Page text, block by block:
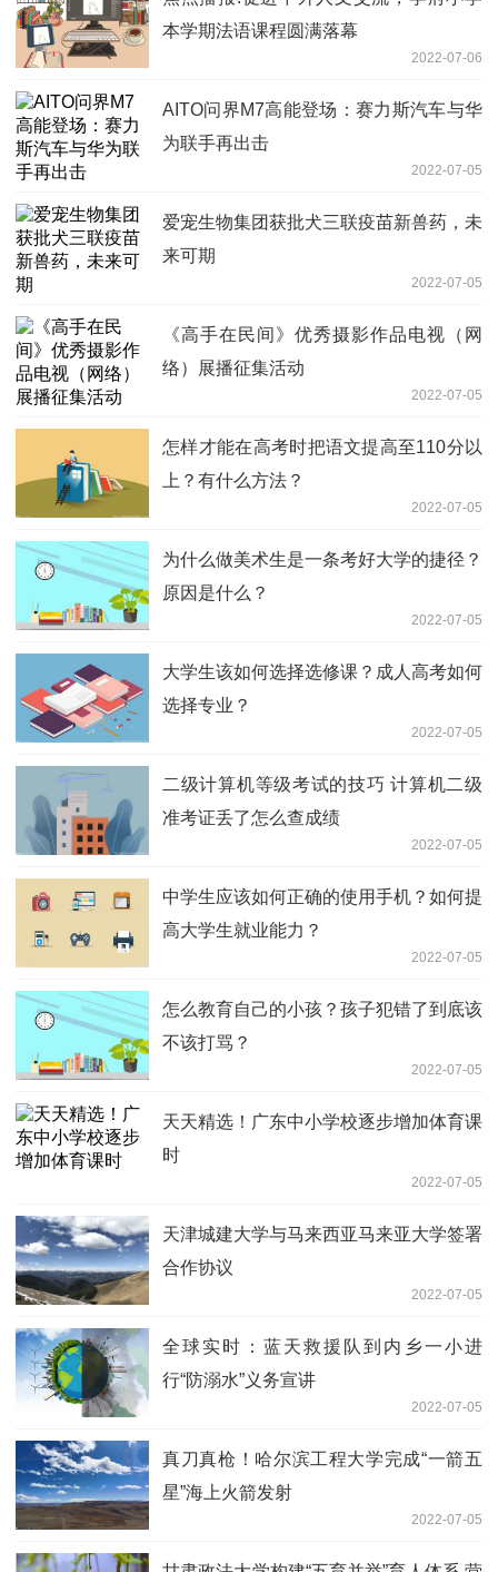
本学期法语课程圆满落幕
2022-07-06
AITO问界M7高能登场：赛力斯汽车与华
为联手再出击
2022-07-05
爱宠生物集团获批犬三联疫苗新兽药，未
来可期
2022-07-05
《高手在民间》优秀摄影作品电视（网
络）展播征集活动
2022-07-05
怎样才能在高考时把语文提高至110分以
上？有什么方法？
2022-07-05
为什么做美术生是一条考好大学的捷径？
原因是什么？
2022-07-05
大学生该如何选择选修课？成人高考如何
选择专业？
2022-07-05
二级计算机等级考试的技巧 计算机二级
准考证丢了怎么查成绩
2022-07-05
中学生应该如何正确的使用手机？如何提
高大学生就业能力？
2022-07-05
怎么教育自己的小孩？孩子犯错了到底该
不该打骂？
2022-07-05
天天精选！广东中小学校逐步增加体育课
时
2022-07-05
天津城建大学与马来西亚马来亚大学签署
合作协议
2022-07-05
全球实时：蓝天救援队到内乡一小进
行“防溺水”义务宣讲
2022-07-05
真刀真枪！哈尔滨工程大学完成“一箭五
星”海上火箭发射
2022-07-05